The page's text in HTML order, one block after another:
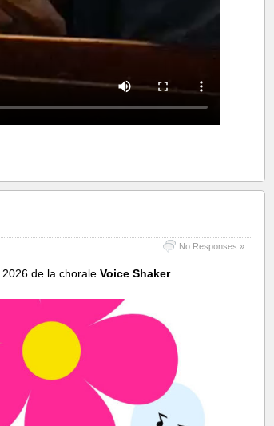
No Responses »
2026 de la chorale Voice Shaker.